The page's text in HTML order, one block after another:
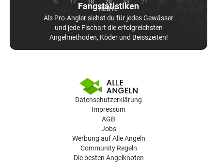
Fangstatistiken
Als Pro-Angler siehst du für jedes Gewässer
und jede Fischart die erfolgreichsten
Angelmethoden, Köder und Beisszeiten!
Datenschutzerklärung
Impressum
AGB
Jobs
Werbung auf Alle Angeln
Community Regeln
Die besten Angelknoten